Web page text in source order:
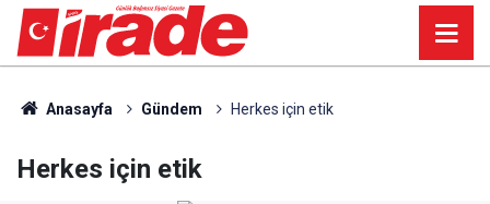
Anasayfa Gündem Herkes için etik
Herkes için etik